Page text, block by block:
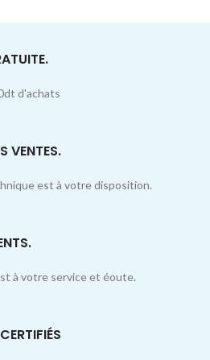
d'achats
VENTES.
est à votre disposition.
à votre service et éoute.